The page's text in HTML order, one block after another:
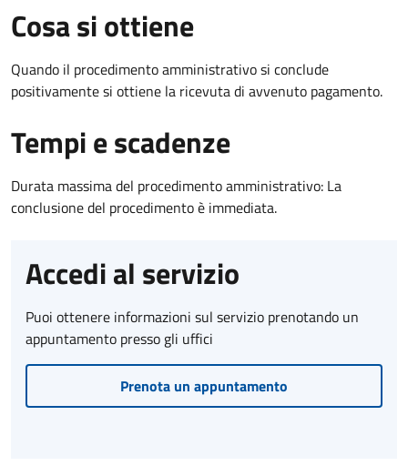
Cosa si ottiene
Quando il procedimento amministrativo si conclude
positivamente si ottiene la ricevuta di avvenuto pagamento.
Tempi e scadenze
Durata massima del procedimento amministrativo: La
conclusione del procedimento è immediata.
Accedi al servizio
Puoi ottenere informazioni sul servizio prenotando un
appuntamento presso gli uffici
Prenota un appuntamento